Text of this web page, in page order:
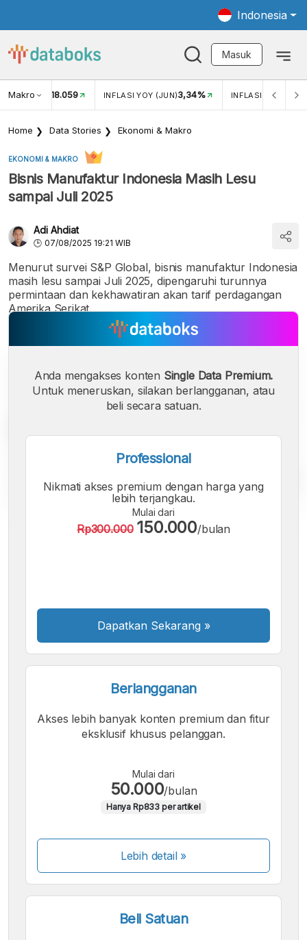
Indonesia
Masuk
Makro
USD/IDR 18.059 INFLASI YOY (JUN)3,34% INFLASI MOM
Home Data Stories Ekonomi & Makro
EKONOMI & MAKRO
Bisnis Manufaktur Indonesia Masih Lesu
sampai Juli 2025
Adi Ahdiat
07/08/2025 19:21 WIB
Menurut survei S&P Global, bisnis manufaktur Indonesia
masih lesu sampai Juli 2025, dipengaruhi turunnya
permintaan dan kekhawatiran akan tarif perdagangan
Amerika Serikat.
A A A
Anda mengakses konten Single Data Premium.
Untuk meneruskan, silakan berlangganan, atau
beli secara satuan.
Professional
Nikmati akses premium dengan harga yang
lebih terjangkau.
Mulai dari
Rp300.000 150.000/bulan
Dapatkan Sekarang »
Berlangganan
Akses lebih banyak konten premium dan fitur
eksklusif khusus pelanggan.
Mulai dari
50.000/bulan
Hanya Rp833 per artikel
Lebih detail »
Beli Satuan